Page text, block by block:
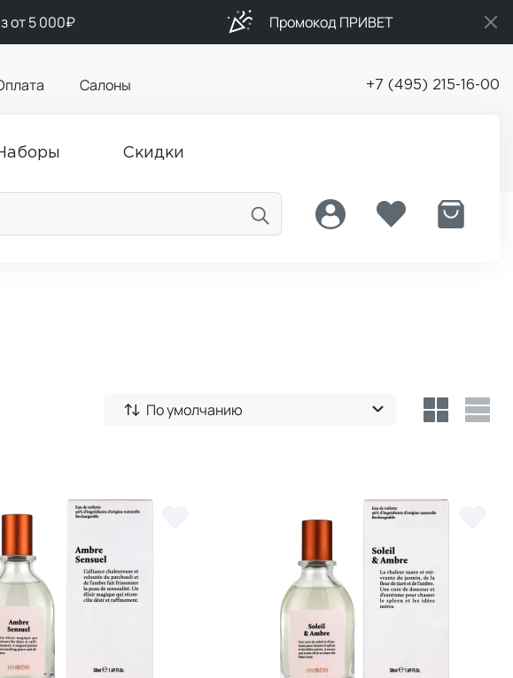
от 5 000₽ Промокод ПРИВЕТ
Салоны +7 (495) 215-16-00
Скидки
По умолчанию